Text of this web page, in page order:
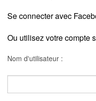
Se connecter avec
Ou utilisez votre compte
Nom d'utilisateur :